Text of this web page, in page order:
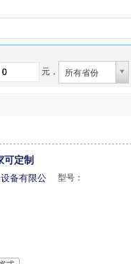
元， 所有省份
可定制
备有限公
型号：